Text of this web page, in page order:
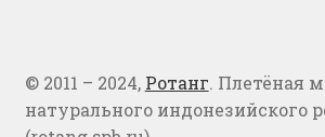
© 2011 – 2024, Ротанг. Плетёная
натурального индонезийского